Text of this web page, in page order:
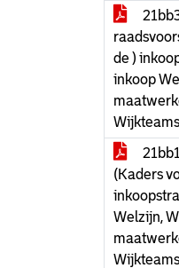
de )
inkoop
(Kaders
Welzijn,